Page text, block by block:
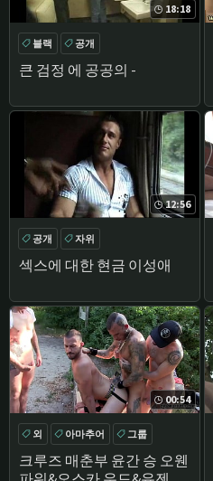
18:18
큰 검정 에 공공의 -
블랙 공개
12:56
섹스에 대한 현금 이성애
공개 자위
00:54
크루즈 매춘부 윤간 승 오웬
외 아마추어
그룹
윤간